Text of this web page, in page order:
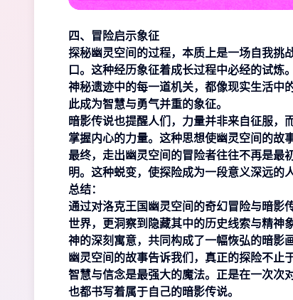
四、冒险启示象征
探秘幽灵空间的过程，本质上是一场自我挑
口。这种经历象征着成长过程中必经的试炼。
神秘遗迹中的每一道机关，都像现实生活中
此成为智慧与勇气并重的象征。
暗影传说也提醒人们，力量并非来自征服，
掌握内心的力量。这种思想使幽灵空间的故
最终，走出幽灵空间的冒险者往往不再是最
明。这种蜕变，使探险成为一段意义深远的
总结：
通过对洛克王国幽灵空间的奇幻冒险与暗影
世界，更洞察到隐藏其中的历史线索与精神
神的深刻寓意，共同构成了一幅恢弘的暗影画
幽灵空间的故事告诉我们，真正的探险不止
智慧与信念是最强大的魔法。正是在一次次
也都书写着属于自己的暗影传说。